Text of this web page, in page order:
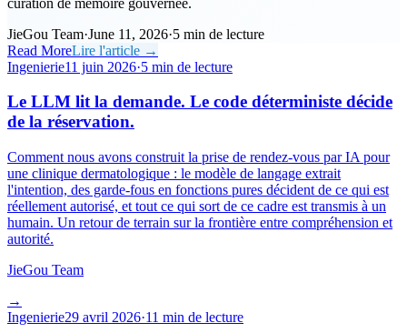
JieGou Team·June 11, 2026·5 min de lecture
Read MoreLire l'article →
Ingenierie11 juin 2026·5 min de lecture
Le LLM lit la demande. Le code déterministe décide
de la réservation.
Comment nous avons construit la prise de rendez-vous par IA pour
une clinique dermatologique : le modèle de langage extrait
l'intention, des garde-fous en fonctions pures décident de ce qui est
réellement autorisé, et tout ce qui sort de ce cadre est transmis à un
humain. Un retour de terrain sur la frontière entre compréhension et
autorité.
JieGou Team
→
Ingenierie29 avril 2026·11 min de lecture